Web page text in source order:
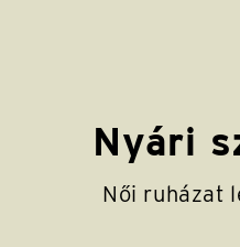
Nyári
Női ruházat